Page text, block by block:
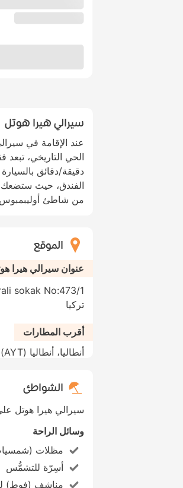
سيرالي هيرا هوتل
عند الإقامة في
دقيقة/دقائق
من شاطئ أوليبمبوس و٣٠٫٣ كم من شاطئ
الموقع
عنوان سيرالي هيرا
تركيا
أقرب المطارات
أنطاليا، أنطاليا (AYT)
الشواطئ
سيرالي هيرا هوتل
وسائل الراحة
مظلات
أسِرّة للتشمُّس
مناشف (فوط)